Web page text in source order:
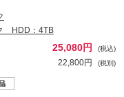
HDD：4TB
25,080円 (税込)
22,800円 (税別)